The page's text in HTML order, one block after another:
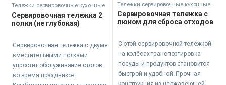
Тележки сервировочные кухонные
Сервировочная тележка 2
полки (не глубокая)
Сервировочная тележка с двумя
вместительными полками
упростит обслуживание столов
во время праздников.
Тележки сервировочные кухонные
Сервировочная тележка с
люком для сброса отходов
С этой сервировочной тележкой
на колёсах транспортировка
посуды и продуктов становится
быстрой и удобной. Прочная